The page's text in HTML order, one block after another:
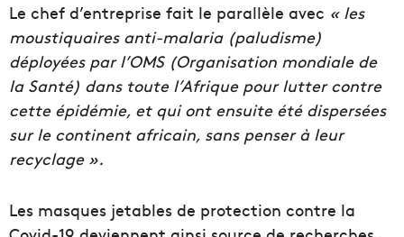
Le chef d’entreprise fait le parallèle avec « les
moustiquaires anti-malaria (paludisme)
déployées par l’OMS (Organisation mondiale de
la Santé) dans toute l’Afrique pour lutter contre
cette épidémie, et qui ont ensuite été dispersées
sur le continent africain, sans penser à leur
recyclage ».
Les masques jetables de protection contre la